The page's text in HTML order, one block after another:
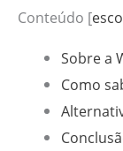
Conteúdo [
Sobre a
Como